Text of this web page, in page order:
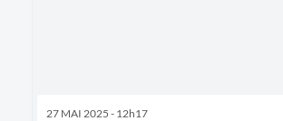
27 MAI 2025 - 12h17